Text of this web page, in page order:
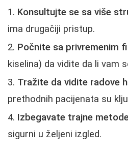
Konsultujte se sa više
ima drugačiji pristup.
Počnite sa privremenim
kiselina) da vidite da li vam
Tražite da vidite radove
prethodnih pacijenata su
Izbegavate trajne
sigurni u željeni izgled.